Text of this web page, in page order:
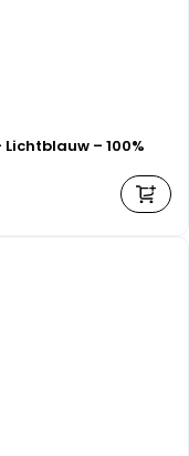
– 100%